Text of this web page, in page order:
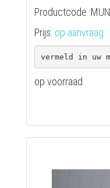
Productcode :MUN
Prijs: op aanvraag
op voorraad